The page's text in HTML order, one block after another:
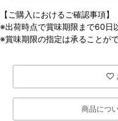
【ご購入におけるご確認事項】
※出荷時点で賞味期限まで60日
※賞味期限の指定は承ることがで
商品につ